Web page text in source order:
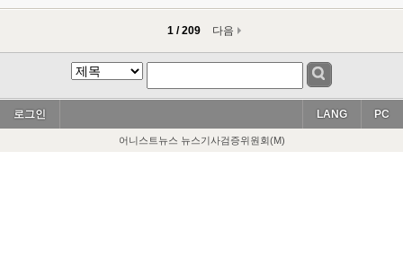
1 / 209 다음
로그인 PC
LANG
어니스트뉴스 뉴스기사검증위원회(M)